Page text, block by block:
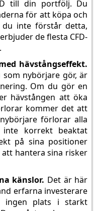
till din portfölj. Du
för att köpa och
du inte förstår detta,
de flesta CFD-
hävstångseffekt.
som nybörjare gör, är
Om du gör en
hävstången att öka
kommer det att
förlorar alla
korrekt beaktat
på sina positioner
hantera sina risker
känslor. Det är här
erfarna investerare
ingen plats i starkt